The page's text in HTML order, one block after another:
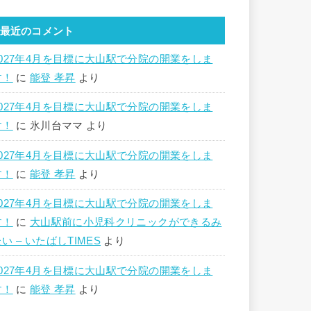
最近のコメント
年4月を目標に大山駅で分院の開業をしま
に 能登 孝昇 より
年4月を目標に大山駅で分院の開業をしま
に 氷川台ママ より
年4月を目標に大山駅で分院の開業をしま
に 能登 孝昇 より
年4月を目標に大山駅で分院の開業をしま
に 大山駅前に小児科クリニックができるみ
い – いたばしTIMES より
年4月を目標に大山駅で分院の開業をしま
に 能登 孝昇 より